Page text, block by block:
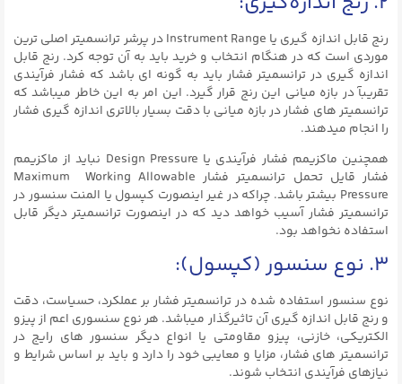
رنج قابل اندازه گیری یا Instrument Range در پرشر ترانسمیتر اصلی ترین
موردی است که در هنگام انتخاب و خرید باید به آن توجه کرد. رنج قابل
اندازه گیری در ترانسمیتر فشار باید به گونه ای باشد که فشار فرآیندی
تقریبآ در بازه میانی این رنج قرار گیرد. این امر به این خاطر میباشد که
ترانسمیتر های فشار در بازه میانی با دقت بسیار بالاتری اندازه گیری فشار
را انجام میدهند.
همچنین ماکزیمم فشار فرآیندی یا Design Pressure نباید از ماکزیمم
فشار قایل تحمل ترانسمیتر فشار Maximum Working Allowable
Pressure بیشتر باشد. چراکه در غیر اینصورت کپسول یا المنت سنسور در
ترانسمیتر فشار آسیب خواهد دید که در اینصورت ترانسمیتر دیگر قابل
استفاده نخواهد بود.
۳. نوع سنسور (کپسول):
نوع سنسور استفاده شده در ترانسمیتر فشار بر عملکرد، حسیاست، دقت
و رنج قابل اندازه گیری آن تاثیرگذار میباشد. هر نوع سنسوری اعم از پیزو
الکتریکی، خازنی، پیزو مقاومتی یا انواع دیگر سنسور های رایج در
ترانسمیتر های فشار، مزایا و معایبی خود را دارد و باید بر اساس شرایط و
نیازهای فرآیندی انتخاب شوند.